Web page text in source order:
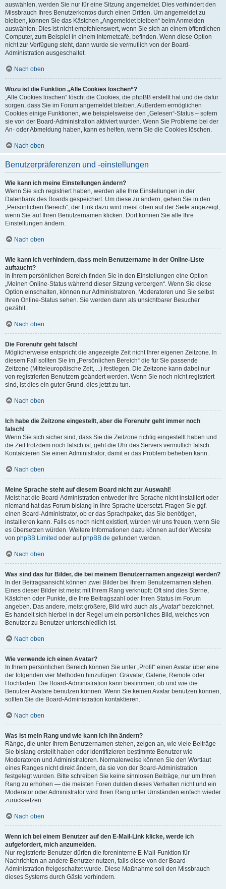
auswählen, werden Sie nur für eine Sitzung angemeldet. Dies verhindert den
Missbrauch Ihres Benutzerkontos durch einen Dritten. Um angemeldet zu
bleiben, können Sie das Kästchen „Angemeldet bleiben“ beim Anmelden
auswählen. Dies ist nicht empfehlenswert, wenn Sie sich an einem öffentlichen
Computer, zum Beispiel in einem Internetcafé, befinden. Wenn diese Option
nicht zur Verfügung steht, dann wurde sie vermutlich von der Board-
Administration ausgeschaltet.
Nach oben
Wozu ist die Funktion „Alle Cookies löschen“?
„Alle Cookies löschen“ löscht die Cookies, die phpBB erstellt hat und die dafür
sorgen, dass Sie im Forum angemeldet bleiben. Außerdem ermöglichen
Cookies einige Funktionen, wie beispielsweise den „Gelesen“-Status – sofern
sie von der Board-Administration aktiviert wurden. Wenn Sie Probleme bei der
An- oder Abmeldung haben, kann es helfen, wenn Sie die Cookies löschen.
Nach oben
Benutzerpräferenzen und -einstellungen
Wie kann ich meine Einstellungen ändern?
Wenn Sie sich registriert haben, werden alle Ihre Einstellungen in der
Datenbank des Boards gespeichert. Um diese zu ändern, gehen Sie in den
„Persönlichen Bereich“; der Link dazu wird meist oben auf der Seite angezeigt,
wenn Sie auf Ihren Benutzernamen klicken. Dort können Sie alle Ihre
Einstellungen ändern.
Nach oben
Wie kann ich verhindern, dass mein Benutzername in der Online-Liste
auftaucht?
In Ihrem persönlichen Bereich finden Sie in den Einstellungen eine Option
„Meinen Online-Status während dieser Sitzung verbergen“. Wenn Sie diese
Option einschalten, können nur Administratoren, Moderatoren und Sie selbst
Ihren Online-Status sehen. Sie werden dann als unsichtbarer Besucher
gezählt.
Nach oben
Die Forenuhr geht falsch!
Möglicherweise entspricht die angezeigte Zeit nicht Ihrer eigenen Zeitzone. In
diesem Fall sollten Sie im „Persönlichen Bereich“ die für Sie passende
Zeitzone (Mitteleuropäische Zeit, ...) festlegen. Die Zeitzone kann dabei nur
von registrierten Benutzern geändert werden. Wenn Sie noch nicht registriert
sind, ist dies ein guter Grund, dies jetzt zu tun.
Nach oben
Ich habe die Zeitzone eingestellt, aber die Forenuhr geht immer noch
falsch!
Wenn Sie sich sicher sind, dass Sie die Zeitzone richtig eingestellt haben und
die Zeit trotzdem noch falsch ist, geht die Uhr des Servers vermutlich falsch.
Kontaktieren Sie einen Administrator, damit er das Problem beheben kann.
Nach oben
Meine Sprache steht auf diesem Board nicht zur Auswahl!
Meist hat die Board-Administration entweder Ihre Sprache nicht installiert oder
niemand hat das Forum bislang in Ihre Sprache übersetzt. Fragen Sie ggf.
einen Board-Administrator, ob er das Sprachpaket, das Sie benötigen,
installieren kann. Falls es noch nicht existiert, würden wir uns freuen, wenn Sie
es übersetzen würden. Weitere Informationen dazu können auf der Website
von phpBB Limited oder aufphpBB.de gefunden werden.
Nach oben
Was sind das für Bilder, die bei meinem Benutzernamen angezeigt werden?
In der Beitragsansicht können zwei Bilder bei Ihrem Benutzernamen stehen.
Eines dieser Bilder ist meist mit Ihrem Rang verknüpft: Oft sind dies Sterne,
Kästchen oder Punkte, die Ihre Beitragszahl oder Ihren Status im Forum
angeben. Das andere, meist größere, Bild wird auch als „Avatar“ bezeichnet.
Es handelt sich hierbei in der Regel um ein persönliches Bild, welches von
Benutzer zu Benutzer unterschiedlich ist.
Nach oben
Wie verwende ich einen Avatar?
In Ihrem persönlichen Bereich können Sie unter „Profil“ einen Avatar über eine
der folgenden vier Methoden hinzufügen: Gravatar, Galerie, Remote oder
Hochladen. Die Board-Administration kann bestimmen, ob und wie die
Benutzer Avatare benutzen können. Wenn Sie keinen Avatar benutzen können,
sollten Sie die Board-Administration kontaktieren.
Nach oben
Was ist mein Rang und wie kann ich ihn ändern?
Ränge, die unter Ihrem Benutzernamen stehen, zeigen an, wie viele Beiträge
Sie bislang erstellt haben oder identifizieren bestimmte Benutzer wie
Moderatoren und Administratoren. Normalerweise können Sie den Wortlaut
eines Ranges nicht direkt ändern, da sie von der Board-Administration
festgelegt wurden. Bitte schreiben Sie keine sinnlosen Beiträge, nur um Ihren
Rang zu erhöhen — die meisten Foren dulden dieses Verhalten nicht und ein
Moderator oder Administrator wird Ihren Rang unter Umständen einfach wieder
zurücksetzen.
Nach oben
Wenn ich bei einem Benutzer auf den E-Mail-Link klicke, werde ich
aufgefordert, mich anzumelden.
Nur registrierte Benutzer dürfen die foreninterne E-Mail-Funktion für
Nachrichten an andere Benutzer nutzen, falls diese von der Board-
Administration freigeschaltet wurde. Diese Maßnahme soll den Missbrauch
dieses Systems durch Gäste verhindern.